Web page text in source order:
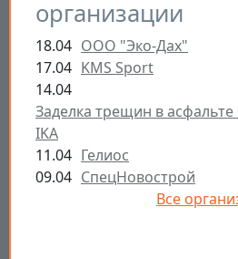
организации
18.04 ООО "Эко-Дах"
17.04 KMS Sport
14.04
Заделка трещин в асфальте
IKA
11.04 Гелиос
09.04 СпецНовострой
Все